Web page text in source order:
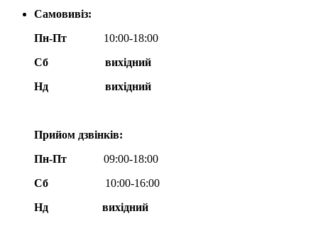
Самовивіз:
Пн-Пт
10:00-18:00
Сб
вихідний
Нд
вихідний
Прийом дзвінків:
Пн-Пт
09:00-18:00
Сб
10:00-16:00
Нд вихідний